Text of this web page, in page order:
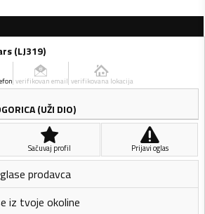
(LJ319)
verifikovan email verifikovana lokacija
(UŽI DIO)
Sačuvaj profil Prijavi oglas
prodavca
iz tvoje okoline